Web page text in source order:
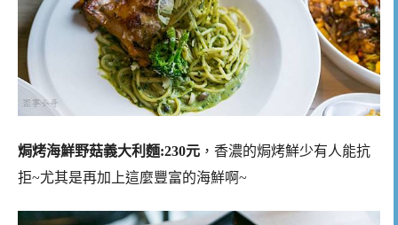
焗烤海鮮野菇義大利麵:230元 ，香濃的焗烤鮮少有人能抗
拒~尤其是再加上這麼豐富的海鮮啊~